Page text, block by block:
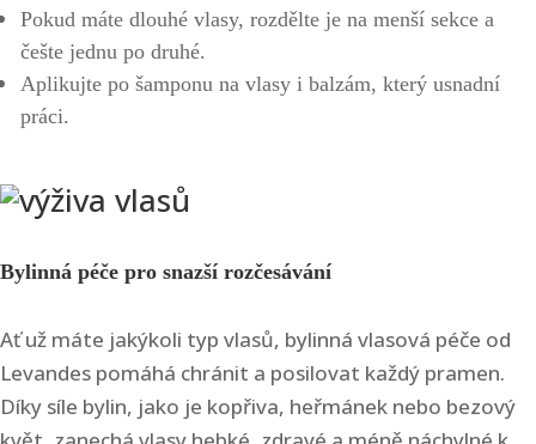
Pokud máte dlouhé vlasy, rozdělte je na menší sekce a
češte jednu po druhé.
Aplikujte po šamponu na vlasy i balzám, který usnadní
práci.
Bylinná péče pro snazší rozčesávání
Ať už máte jakýkoli typ vlasů, bylinná vlasová péče od
Levandes pomáhá chránit a posilovat každý pramen.
Díky síle bylin, jako je kopřiva, heřmánek nebo bezový